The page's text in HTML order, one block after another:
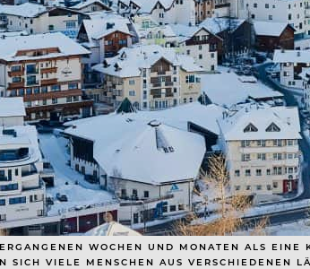
WOCHEN UND MONATEN ALS
SICH VIELE MENSCHEN AUS VERSCHIEDENEN